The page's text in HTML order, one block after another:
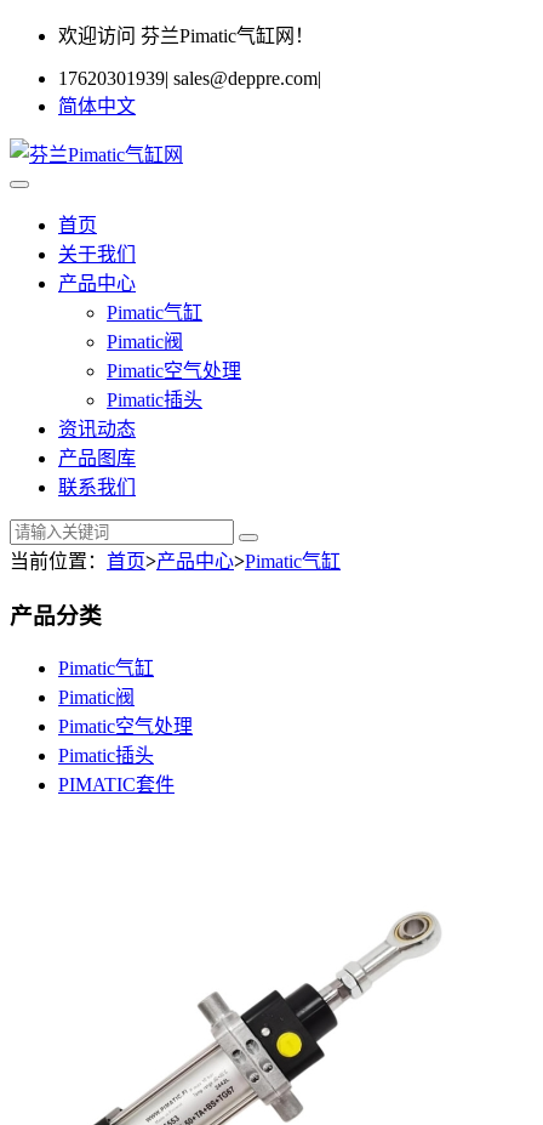
欢迎访问 芬兰Pimatic气缸网！
17620301939| sales@deppre.com|
简体中文
首页
关于我们
产品中心
Pimatic气缸
Pimatic阀
Pimatic空气处理
Pimatic插头
资讯动态
产品图库
联系我们
当前位置： 首页>产品中心>Pimatic气缸
产品分类
Pimatic气缸
Pimatic阀
Pimatic空气处理
Pimatic插头
PIMATIC套件